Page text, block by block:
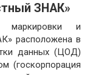
ЗНАК»
маркировки и
расположена в
данных (ЦОД)
(госкорпорация